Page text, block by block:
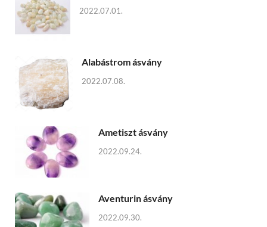
2022.07.01.
Alabástrom ásvány
2022.07.08.
Ametiszt ásvány
2022.09.24.
Aventurin ásvány
2022.09.30.